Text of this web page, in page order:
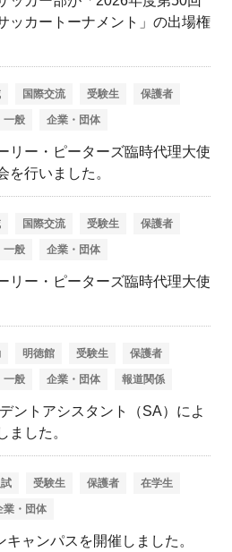
ッカートーナメント」の出場権
国際交流 受験生 保護者
一般 企業・団体
リー・ピーターズ臨時代理大使
を行いました。
国際交流 受験生 保護者
一般 企業・団体
リー・ピーターズ臨時代理大使
明徳館 受験生 保護者
一般 企業・団体 報道関係
ントアシスタント（SA）によ
ました。
受験生 保護者 在学生
業・団体
ャンパスを開催しました。